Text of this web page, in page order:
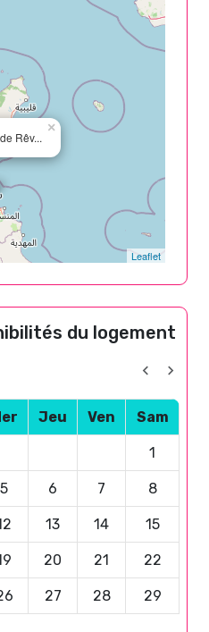
Rêv...
×
Leaflet
du logement
Jeu Ven Sam
1
5 6 7 8
13 14 15
20 21 22
27 28 29